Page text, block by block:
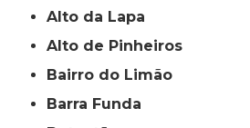
Alto da Lapa
Alto de Pinheiros
Bairro do Limão
Barra Funda